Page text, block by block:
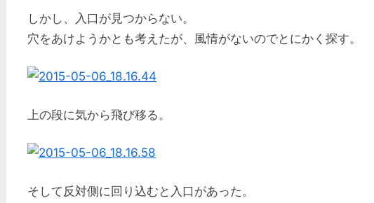
しかし、入口が見つからない。
穴をあけようかとも考えたが、風情がないのでとにかく探す。
上の段に気から飛び移る。
そして反対側に回り込むと入口があった。